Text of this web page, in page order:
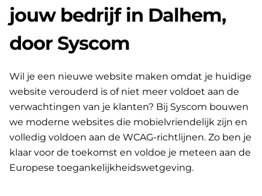
jouw bedrijf in Dalhem,
door Syscom
Wil je een nieuwe website maken omdat je huidige
website verouderd is of niet meer voldoet aan de
verwachtingen van je klanten? Bij Syscom bouwen
we moderne websites die mobielvriendelijk zijn en
volledig voldoen aan de WCAG-richtlijnen. Zo ben je
klaar voor de toekomst en voldoe je meteen aan de
Europese toegankelijkheidswetgeving.